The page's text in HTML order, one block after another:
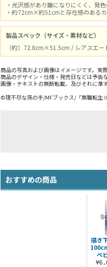
・光沢感があり皺になりにくく、発色
・約72cm×約51cmと存在感のある
製品スペック（サイズ・素材など）
（約）72.8cm×51.5cm / レアスエー
商品の写真および画像はイメージです。実
商品のデザイン・仕様・発売日などは予告
画像・テキストの無断転載、及びそれに準
©理不尽な孫の手/MFブックス/「無職転生
おすすめの商品
描き
ベ